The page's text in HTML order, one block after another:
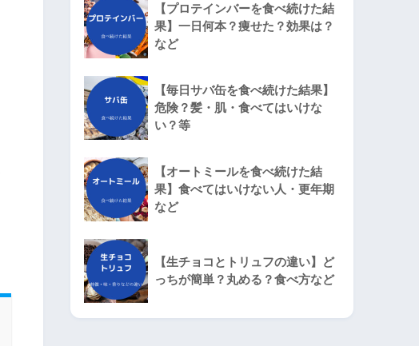
【プロテインバーを食べ続けた結
果】一日何本？痩せた？効果は？
など
【毎日サバ缶を食べ続けた結果】
危険？髪・肌・食べてはいけな
い？等
【オートミールを食べ続けた結
果】食べてはいけない人・更年期
など
【生チョコとトリュフの違い】ど
っちが簡単？丸める？食べ方など